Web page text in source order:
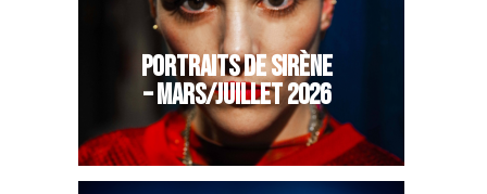
PORTRAITS DE SIRÈNE
– MARS/JUILLET 2026